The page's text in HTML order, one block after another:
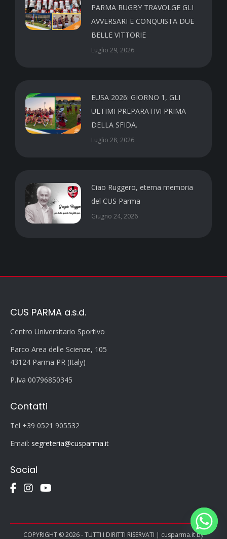
PARMA RUGBY TRAVOLGE GLI
AVVERSARI E CONQUISTA DUE
BELLE VITTORIE
Luglio 29, 2026
EUSA 2026: GIORNO 1, GLI
ULTIMI PREPARATIVI PRIMA
DELLA SFIDA.
Luglio 28, 2026
Ciao Ruggero, eterna memoria
del CUS Parma
Giugno 24, 2026
CUS PARMA a.s.d.
Centro Universitario Sportivo
Parco Area delle Scienze, 105
43124 Parma PR (Italy)
P.Iva 00796850345
Contatti
Tel +39 0521 905532
Email: segreteria@cusparma.it
Social
COPYRIGHT © 2026 - TUTTI I DIRITTI RISERVATI | cusparma.it by